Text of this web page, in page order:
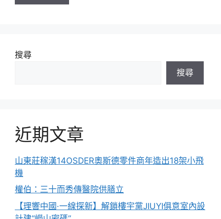
搜尋
搜尋
近期文章
山東莊稼漢14OSDER奧斯德零件商年造出18架小飛
機
權伯：三十而秀傳醫院供膳立
【理響中國·一線探新】解鎖樓宇黨JIUYI俱意室內設